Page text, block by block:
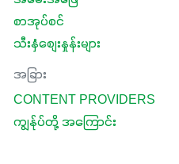
စာအုပ်စင်
သီးနှံစျေးနှုန်းများ
အခြား
CONTENT PROVIDERS
ကျွန်ုပ်တို့ အကြောင်း